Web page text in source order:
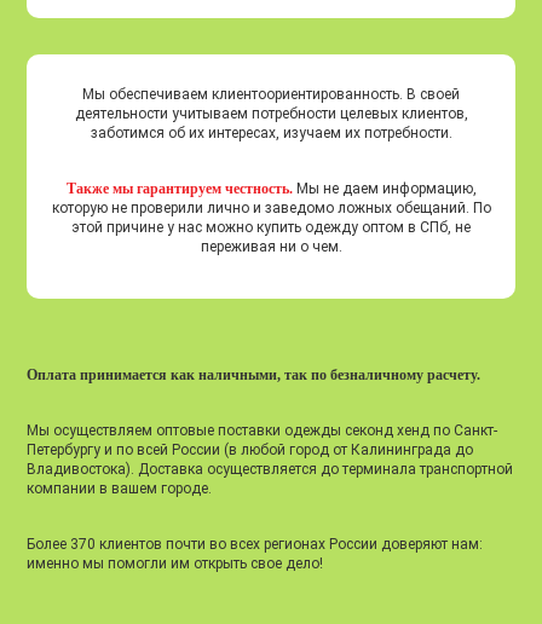
Мы обеспечиваем клиентоориентированность. В своей
деятельности учитываем потребности целевых клиентов,
заботимся об их интересах, изучаем их потребности.
Также мы гарантируем честность.Мы не даем информацию,
которую не проверили лично и заведомо ложных обещаний. По
этой причине у нас можно купить одежду оптом в СПб, не
переживая ни о чем.
Оплата принимается как наличными, так по безналичному расчету.
Мы осуществляем оптовые поставки одежды секонд хенд по Санкт-
Петербургу и по всей России (в любой город от Калининграда до
Владивостока). Доставка осуществляется до терминала транспортной
компании в вашем городе.
Более 370 клиентов почти во всех регионах России доверяют нам:
именно мы помогли им открыть свое дело!